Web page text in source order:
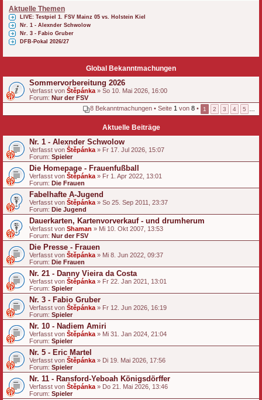
Aktuelle Themen
LIVE: Testpiel 1. FSV Mainz 05 vs. Holstein Kiel
Nr. 1 - Alexnder Schwolow
Nr. 3 - Fabio Gruber
DFB-Pokal 2026/27
Global Bekanntmachungen
Sommervorbereitung 2026
Verfasst von Štěpánka » So 10. Mai 2026, 16:00
Forum: Nur der FSV
8 Bekanntmachungen • Seite 1 von 8 • 1 2 3 4 5
Aktuelle Beiträge
Nr. 1 - Alexnder Schwolow
Verfasst von Štěpánka » Fr 17. Jul 2026, 15:07
Forum: Spieler
Die Homepage - Frauenfußball
Verfasst von Štěpánka » Fr 1. Apr 2022, 13:01
Forum: Die Frauen
Fabelhafte A-Jugend
Verfasst von Štěpánka » So 25. Sep 2011, 23:37
Forum: Die Jugend
Dauerkarten, Kartenvorverkauf - und drumherum
Verfasst von Shaman » Mi 10. Okt 2007, 13:53
Forum: Nur der FSV
Die Presse - Frauen
Verfasst von Štěpánka » Mi 8. Jun 2022, 09:37
Forum: Die Frauen
Nr. 21 - Danny Vieira da Costa
Verfasst von Štěpánka » Fr 22. Jan 2021, 13:01
Forum: Spieler
Nr. 3 - Fabio Gruber
Verfasst von Štěpánka » Fr 12. Jun 2026, 16:19
Forum: Spieler
Nr. 10 - Nadiem Amiri
Verfasst von Štěpánka » Mi 31. Jan 2024, 21:04
Forum: Spieler
Nr. 5 - Eric Martel
Verfasst von Štěpánka » Di 19. Mai 2026, 17:56
Forum: Spieler
Nr. 11 - Ransford-Yeboah Königsdörffer
Verfasst von Štěpánka » Do 21. Mai 2026, 13:46
Forum: Spieler